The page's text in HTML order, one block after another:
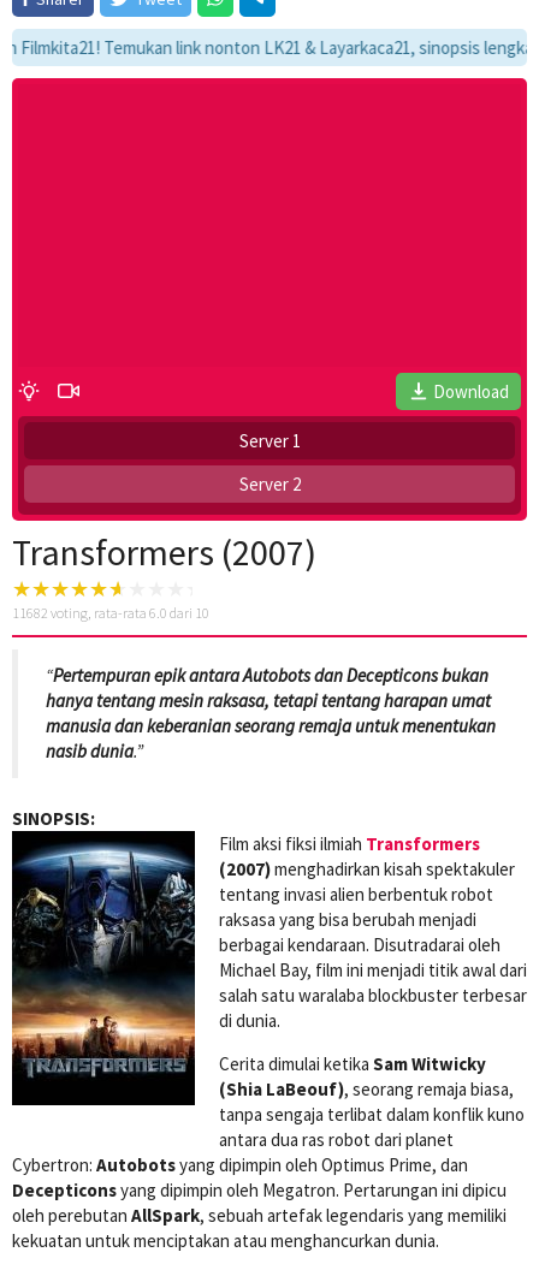
Temukan link nonton LK21 & Layarkaca21, sinopsis lengkap,
Download
Server 1
Server 2
Transformers (2007)
11682 voting, rata-rata 6.0 dari 10
“Pertempuran epik antara Autobots dan Decepticons bukan
hanya tentang mesin raksasa, tetapi tentang harapan umat
manusia dan keberanian seorang remaja untuk menentukan
nasib dunia.”
SINOPSIS:
Film aksi fiksi ilmiah Transformers
(2007)menghadirkan kisah spektakuler
tentang invasi alien berbentuk robot
raksasa yang bisa berubah menjadi
berbagai kendaraan. Disutradarai oleh
Michael Bay, film ini menjadi titik awal dari
salah satu waralaba blockbuster terbesar
di dunia.
Cerita dimulai ketika Sam Witwicky
(Shia LaBeouf), seorang remaja biasa,
tanpa sengaja terlibat dalam konflik kuno
antara dua ras robot dari planet
Cybertron: Autobotsyang dipimpin oleh Optimus Prime, dan
Decepticonsyang dipimpin oleh Megatron. Pertarungan ini dipicu
oleh perebutan AllSpark, sebuah artefak legendaris yang memiliki
kekuatan untuk menciptakan atau menghancurkan dunia.